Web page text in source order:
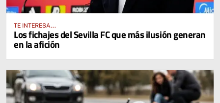
TE INTERESA...
Los fichajes del Sevilla FC que más ilusión generan
en la afición